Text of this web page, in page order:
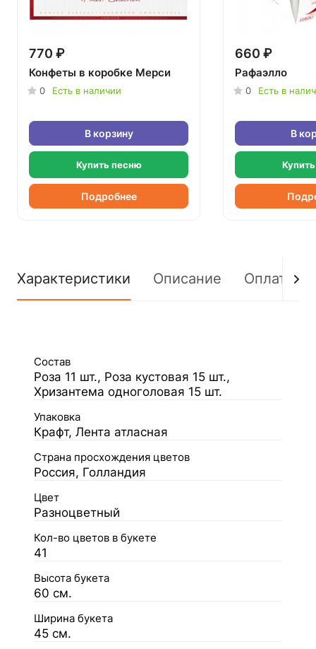
770 ₽
Конфеты в коробке Мерси
0 Есть в наличии
В корзину
Купить песню
Подробнее
660 ₽
Рафаэлло
0 Есть в
В
Характеристики Описание Оплата
Состав
Роза 11 шт., Роза кустовая 15 шт.,
Хризантема одноголовая 15 шт.
Упаковка
Крафт, Лента атласная
Страна просхождения цветов
Россия, Голландия
Цвет
Разноцветный
Кол-во цветов в букете
41
Высота букета
60 см.
Ширина букета
45 см.